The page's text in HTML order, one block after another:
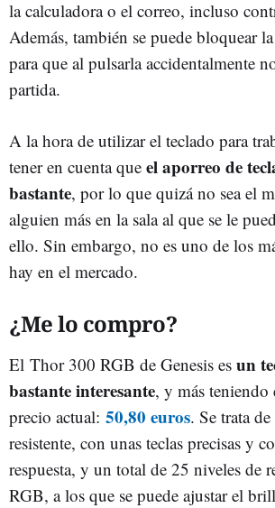
la calculadora o el correo, incluso
Además, también se puede bloquear
para que al pulsarla accidentalmente
partida.
A la hora de utilizar el teclado para
tener en cuenta que el aporreo de
bastante, por lo que quizá no sea el
alguien más en la sala al que se le
ello. Sin embargo, no es uno de los
hay en el mercado.
¿Me lo compro?
El Thor 300 RGB de Genesis es un
bastante interesante, y más teniendo
precio actual: 50,80 euros. Se trata
resistente, con unas teclas precisas y
respuesta, y un total de 25 niveles de
RGB, a los que se puede ajustar el